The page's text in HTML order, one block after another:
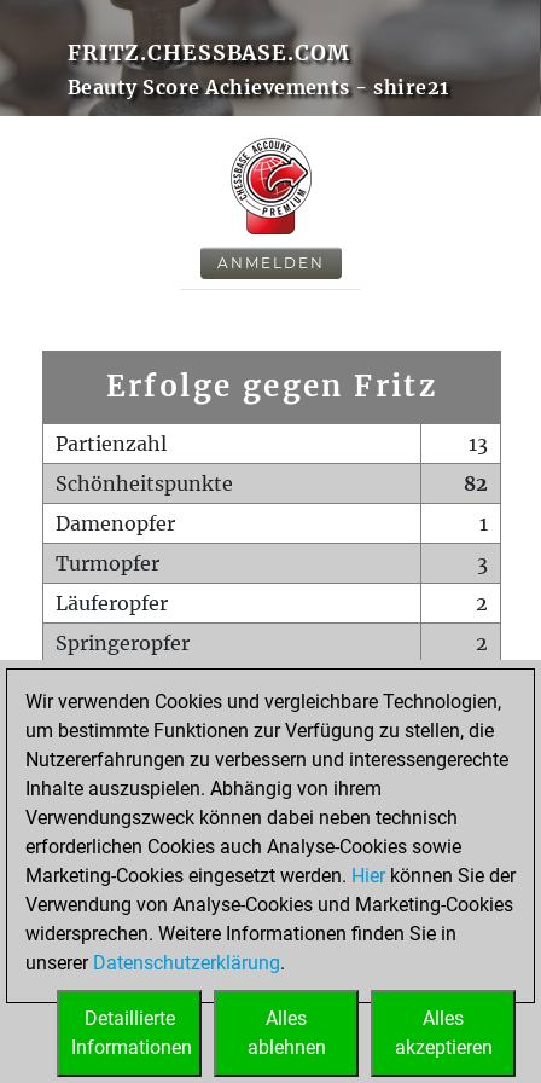
FRITZ.CHESSBASE.COM
Beauty Score Achievements - shire21
ANMELDEN
Erfolge gegen Fritz
Partienzahl
13
Schönheitspunkte
82
Damenopfer
1
Turmopfer
3
Läuferopfer
2
Springeropfer
2
Matt auf vollem Brett
0
Bauer setzt Matt
0
Erstickte Matts
Unterverwandlungen
Türme auf der siebten
0
STARTSEITE
Wir verwenden Cookies und vergleichbare Technologien,
um bestimmte Funktionen zur Verfügung zu stellen, die
Nutzererfahrungen zu verbessern und interessengerechte
Inhalte auszuspielen. Abhängig von ihrem
Verwendungszweck können dabei neben technisch
erforderlichen Cookies auch Analyse-Cookies sowie
Marketing-Cookies eingesetzt werden. Hierkönnen Sie der
Verwendung von Analyse-Cookies und Marketing-Cookies
widersprechen. Weitere Informationen finden Sie in
unserer Datenschutzerklärung.
Alles
akzeptieren
Alles
ablehnen
Detaillierte
Informationen